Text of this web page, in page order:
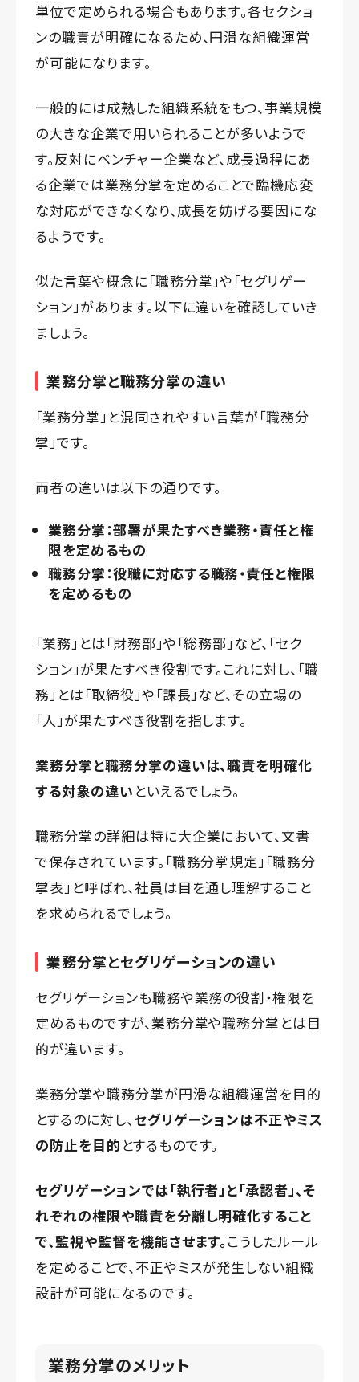
単位で定められる場合もあります。各セクショ
ンの職責が明確になるため、円滑な組織運営
が可能になります。
一般的には成熟した組織系統をもつ、事業規模
の大きな企業で用いられることが多いようで
す。反対にベンチャー企業など、成長過程にあ
る企業では業務分掌を定めることで臨機応変
な対応ができなくなり、成長を妨げる要因にな
るようです。
似た言葉や概念に「職務分掌」や「セグリゲー
ション」があります。以下に違いを確認していき
ましょう。
業務分掌と職務分掌の違い
「業務分掌」と混同されやすい言葉が「職務分
掌」です。
両者の違いは以下の通りです。
業務分掌：部署が果たすべき業務・責任と権
限を定めるもの
職務分掌：役職に対応する職務・責任と権限
を定めるもの
「業務」とは「財務部」や「総務部」など、「セク
ション」が果たすべき役割です。これに対し、「職
務」とは「取締役」や「課長」など、その立場の
「人」が果たすべき役割を指します。
業務分掌と職務分掌の違いは、職責を明確化
する対象の違い といえるでしょう。
職務分掌の詳細は特に大企業において、文書
で保存されています。「職務分掌規定」「職務分
掌表」と呼ばれ、社員は目を通し理解すること
を求められるでしょう。
業務分掌とセグリゲーションの違い
セグリゲーションも職務や業務の役割・権限を
定めるものですが、業務分掌や職務分掌とは目
的が違います。
業務分掌や職務分掌が円滑な組織運営を目的
とするのに対し、セグリゲーションは不正やミス
の防止を目的 とするものです。
セグリゲーションでは「執行者」と「承認者」、そ
れぞれの権限や職責を分離し明確化すること
で、監視や監督を機能させます。こうしたルール
を定めることで、不正やミスが発生しない組織
設計が可能になるのです。
業務分掌のメリット